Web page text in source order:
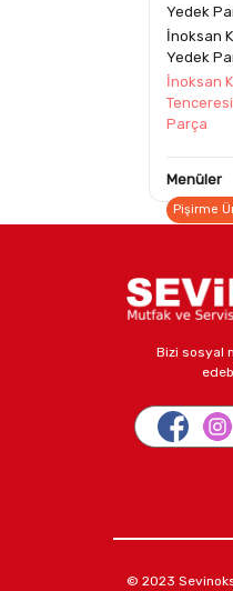
Yedek
İnoksan
Yedek
İnoksan
Parça
Menüler
Pişirme
Çay
Yedek
Ayın
Bizi sosyal
© 2023